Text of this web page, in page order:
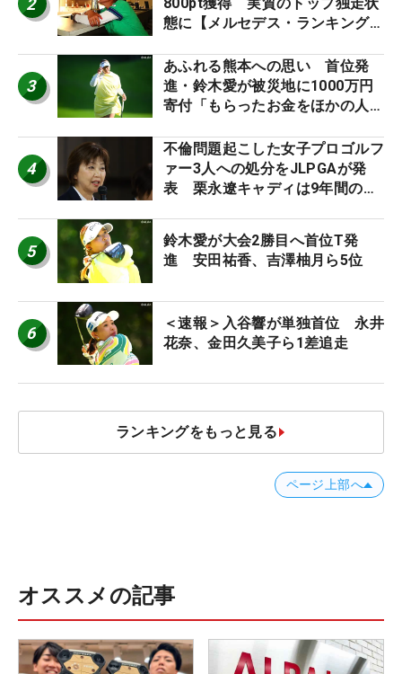
2
態に【メルセデス・ランキング番
3
あふれる熊本への思い 首位発
進・鈴木愛が被災地に1000万円
寄付「もらったお金をほかの人
4
不倫問題起こした女子プロゴルフ
ァー3人への処分をJLPGAが発
表 栗永遼キャディは9年間の立
5
鈴木愛が大会2勝目へ首位T発
進 安田祐香、吉澤柚月ら5位
6
＜速報＞入谷響が単独首位 永井
花奈、金田久美子ら1差追走
ランキングをもっと見る
ページ上部へ
オススメの記事